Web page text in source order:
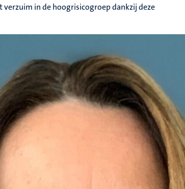
in de hoogrisicogroep dankzij deze